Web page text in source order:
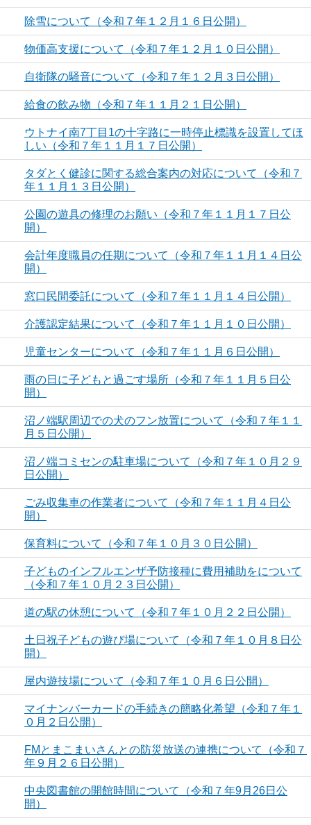
除雪について（令和７年１２月１６日公開）
物価高支援について（令和７年１２月１０日公開）
自衛隊の騒音について（令和７年１２月３日公開）
給食の飲み物（令和７年１１月２１日公開）
ウトナイ南7丁目1の十字路に一時停止標識を設置してほ
しい（令和７年１１月１７日公開）
タダとく健診に関する総合案内の対応について（令和７
年１１月１３日公開）
公園の遊具の修理のお願い（令和７年１１月１７日公
開）
会計年度職員の任期について（令和７年１１月１４日公
開）
窓口民間委託について（令和７年１１月１４日公開）
介護認定結果について（令和７年１１月１０日公開）
児童センターについて（令和７年１１月６日公開）
雨の日に子どもと過ごす場所（令和７年１１月５日公
開）
沼ノ端駅周辺での犬のフン放置について（令和７年１１
月５日公開）
沼ノ端コミセンの駐車場について（令和７年１０月２９
日公開）
ごみ収集車の作業者について（令和７年１１月４日公
開）
保育料について（令和７年１０月３０日公開）
子どものインフルエンザ予防接種に費用補助をについて
（令和７年１０月２３日公開）
道の駅の休憩について（令和７年１０月２２日公開）
土日祝子どもの遊び場について（令和７年１０月８日公
開）
屋内遊技場について（令和７年１０月６日公開）
マイナンバーカードの手続きの簡略化希望（令和７年１
０月２日公開）
FMとまこまいさんとの防災放送の連携について（令和７
年９月２６日公開）
中央図書館の開館時間について（令和７年9月26日公
開）